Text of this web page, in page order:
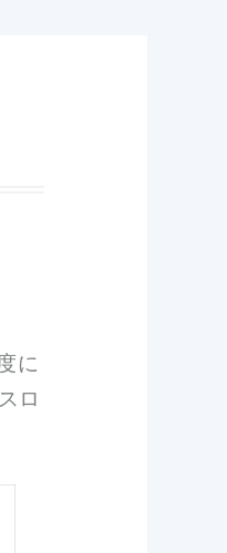
に
ロ